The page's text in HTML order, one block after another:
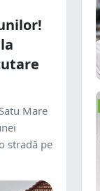
Mare
stradă pe